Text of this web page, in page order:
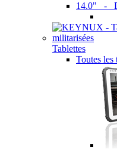
14.0" -
Tablettes
Toutes les